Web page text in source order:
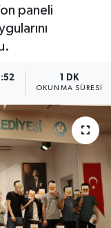
paneli
1 DK
OKUNMA SÜRESI